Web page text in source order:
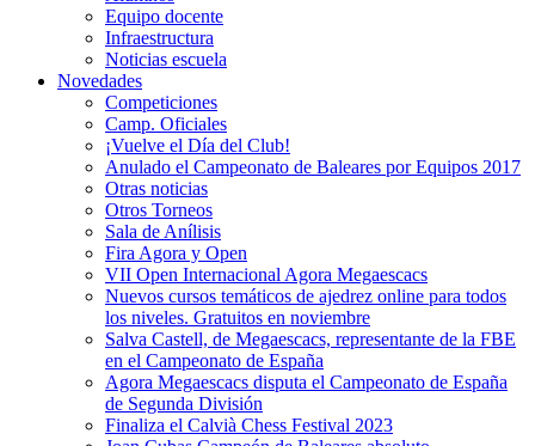
Equipo docente
Infraestructura
Noticias escuela
Novedades
Competiciones
Camp. Oficiales
¡Vuelve el Dí­a del Club!
Anulado el Campeonato de Baleares por Equipos 2017
Otras noticias
Otros Torneos
Sala de Anílisis
Fira Agora y Open
VII Open Internacional Agora Megaescacs
Nuevos cursos temáticos de ajedrez online para todos
los niveles. Gratuitos en noviembre
Salva Castell, de Megaescacs, representante de la FBE
en el Campeonato de España
Agora Megaescacs disputa el Campeonato de España
de Segunda División
Finaliza el Calvià Chess Festival 2023